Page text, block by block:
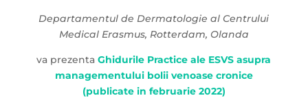
Departamentul de Dermatologie al Centrului
Medical Erasmus, Rotterdam, Olanda
va prezentaGhidurile Practice ale ESVS asupra
managementului bolii venoase cronice
(publicate in februarie 2022)